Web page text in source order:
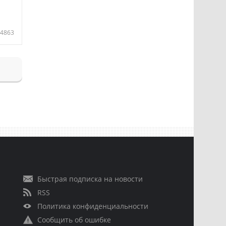
4863
Быстрая подписка на новости
RSS
Политика конфиденциальности
Сообщить об ошибке